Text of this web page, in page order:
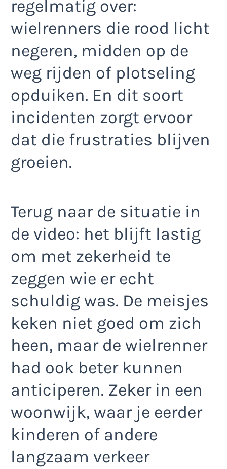
regelmatig over:
wielrenners die rood licht
negeren, midden op de
weg rijden of plotseling
opduiken. En dit soort
incidenten zorgt ervoor
dat die frustraties blijven
groeien.
Terug naar de situatie in
de video: het blijft lastig
om met zekerheid te
zeggen wie er echt
schuldig was. De meisjes
keken niet goed om zich
heen, maar de wielrenner
had ook beter kunnen
anticiperen. Zeker in een
woonwijk, waar je eerder
kinderen of andere
langzaam verkeer